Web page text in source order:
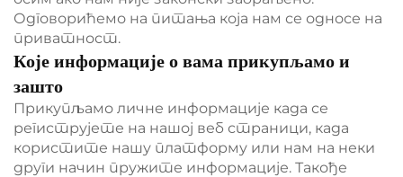
Одговорићемо на питања која нам се односе на
приватност.
Које информације о вама прикупљамо и
зашто
Прикупљамо личне информације када се
региструјете на нашој веб страници, када
користите нашу платформу или нам на неки
други начин пружите информације. Такође